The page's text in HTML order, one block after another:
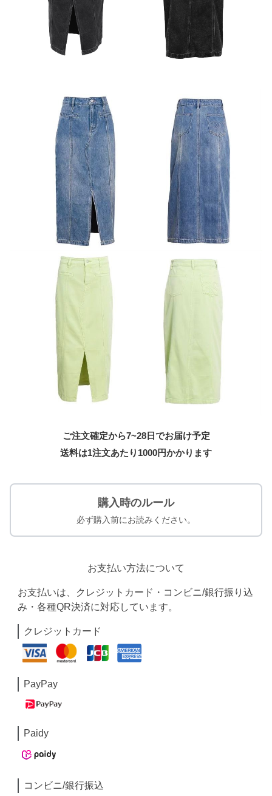
ご注文確定から7~28日でお届け予定
送料は1注文あたり 1000円かかります
購入時のルール
必ず購入前にお読みください。
お支払い方法について
お支払いは、クレジットカード・コンビニ/銀行振り込
み・各種QR決済に対応しています。
クレジットカード
PayPay
Paidy
コンビニ/銀行振込